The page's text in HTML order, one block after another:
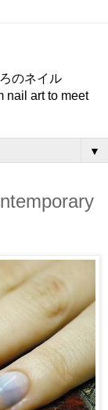
のネイル
nail art to meet
▼